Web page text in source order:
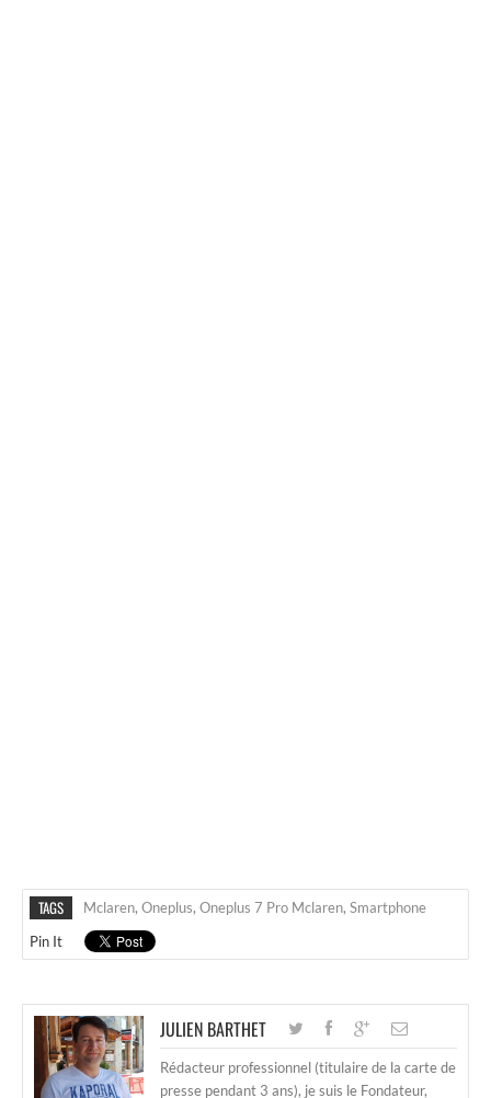
TAGS Mclaren, Oneplus, Oneplus 7 Pro Mclaren, Smartphone
Pin It
JULIEN BARTHET
Rédacteur professionnel (titulaire de la carte de
presse pendant 3 ans), je suis le Fondateur,